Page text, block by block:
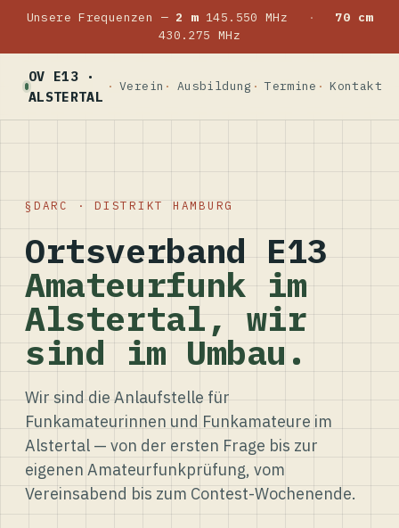
Unsere Frequenzen — 2 m145.550 MHz ·
70 cm
430.275 MHz
OV E13 ·
ALSTERTAL
Verein Ausbildung Termine Kontakt
DARC · DISTRIKT HAMBURG
Ortsverband E13
Amateurfunk im
Alstertal, wir
sind im Umbau.
Wir sind die Anlaufstelle für
Funkamateurinnen und Funkamateure im
Alstertal — von der ersten Frage bis zur
eigenen Amateurfunkprüfung, vom
Vereinsabend bis zum Contest-Wochenende.